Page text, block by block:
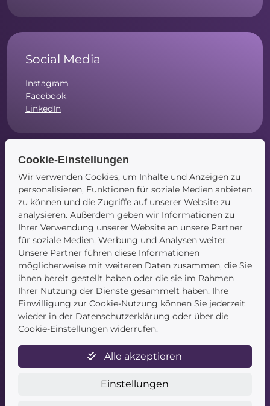
Social Media
Instagram
Facebook
LinkedIn
Navigation
Startseite
Blog
Kontakt
Service
Newsletter
Cookie-Einstellungen
Wir verwenden Cookies, um Inhalte und Anzeigen zu
personalisieren, Funktionen für soziale Medien anbieten
zu können und die Zugriffe auf unserer Website zu
analysieren. Außerdem geben wir Informationen zu
Ihrer Verwendung unserer Website an unsere Partner
für soziale Medien, Werbung und Analysen weiter.
Unsere Partner führen diese Informationen
möglicherweise mit weiteren Daten zusammen, die Sie
ihnen bereit gestellt haben oder die sie im Rahmen
Ihrer Nutzung der Dienste gesammelt haben. Ihre
Einwilligung zur Cookie-Nutzung können Sie jederzeit
wieder in der Datenschutzerklärung oder über die
Cookie-Einstellungen widerrufen.
Alle akzeptieren
Einstellungen